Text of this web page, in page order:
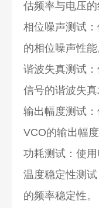
估频率与电压的
相位噪声测试
的相位噪声性能
谐波失真测试
信号的谐波失真
输出幅度测试
VCO的输出幅度
功耗测试：使用
温度稳定性测
的频率稳定性。